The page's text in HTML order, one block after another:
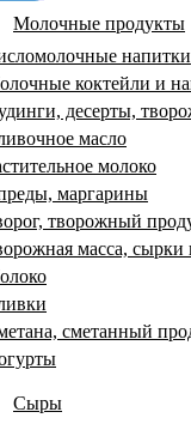
Молочные продукты
напитки
коктейли и
десерты,
масло
молоко
маргарины
творожный
масса, сырки
сметанный
Сыры